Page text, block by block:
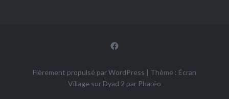
Facebook
Fièrement propulsé par WordPress | Thème : Écran
Village sur Dyad 2 par Pharéo